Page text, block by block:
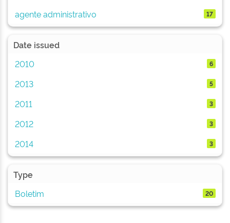
agente administrativo 17
Date issued
2010
6
2013 5
2011 3
2012 3
2014 3
Type
Boletim
20